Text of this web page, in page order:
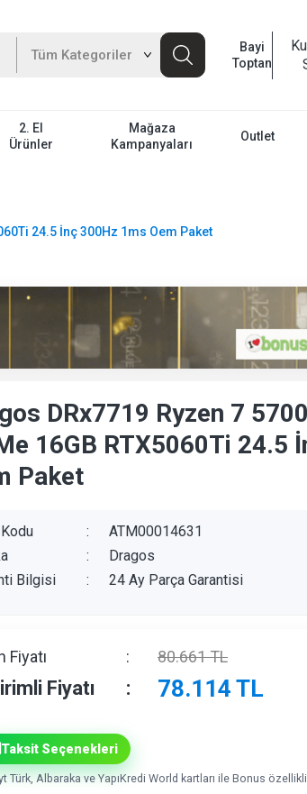
Bayi
Toptan
2. El
Ürünler
Mağaza
Kampanyaları
Outlet
24.5 İnç 300Hz 1ms Oem Paket
DRx7719 Ryzen 7
16GB RTX5060Ti 24.5
Paket
:
ATM00014631
:
Dragos
Bilgisi
: 24 Ay Parça Garantisi
Fiyatı : 80.661TL
Fiyatı : 78.114 TL
Taksit Seçenekleri
Türk, Albaraka ve YapıKredi World kartları ile Bonus